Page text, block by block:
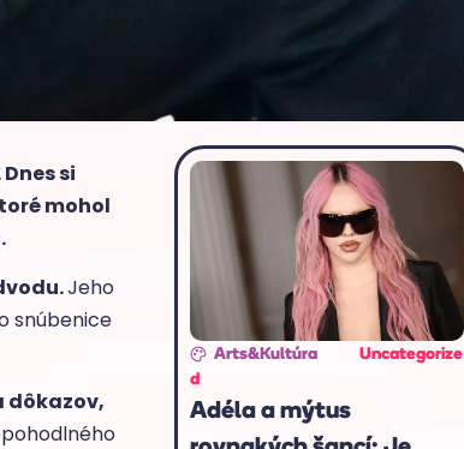
si
mohol
Jeho
snúbenice
dôkazov,
Arts&Kultúra
Uncategorize
d
Adéla a mýtus